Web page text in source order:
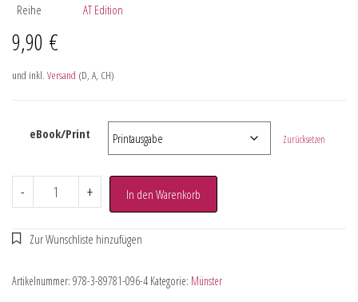
Reihe
AT Edition
9,90 €
und inkl. Versand (D, A, CH)
eBook/Print Zurücksetzen
- + In den Warenkorb
Artikelnummer: 978-3-89781-096-4 Kategorie: Münster